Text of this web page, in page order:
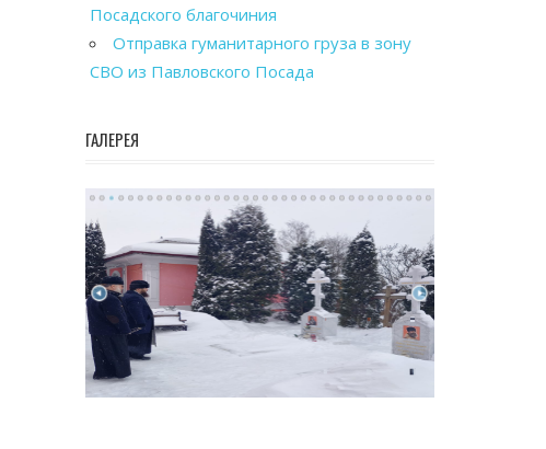
Посадского благочиния
Отправка гуманитарного груза в зону
СВО из Павловского Посада
ГАЛЕРЕЯ